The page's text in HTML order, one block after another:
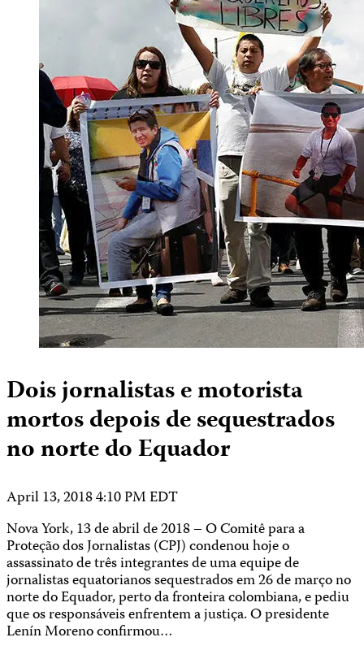
Dois jornalistas e motorista
mortos depois de sequestrados
no norte do Equador
April 13, 2018 4:10 PM EDT
Nova York, 13 de abril de 2018 – O Comitê para a
Proteção dos Jornalistas (CPJ) condenou hoje o
assassinato de três integrantes de uma equipe de
jornalistas equatorianos sequestrados em 26 de março no
norte do Equador, perto da fronteira colombiana, e pediu
que os responsáveis enfrentem a justiça. O presidente
Lenín Moreno confirmou…